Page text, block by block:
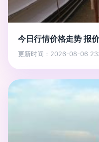
今日行情价格走势 报
更新时间：2026-08-06